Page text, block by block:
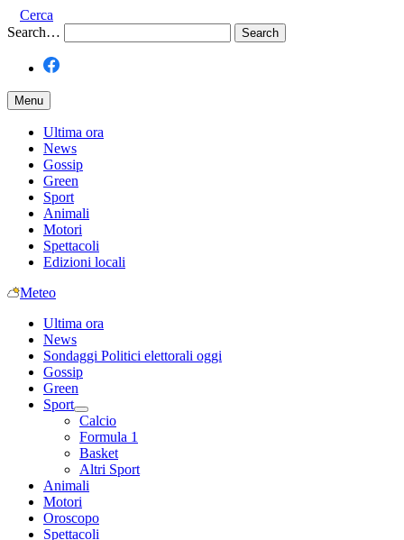
Cerca
Search…
Menu
Ultima ora
News
Gossip
Green
Sport
Animali
Motori
Spettacoli
Edizioni locali
Meteo
Ultima ora
News
Sondaggi Politici elettorali oggi
Gossip
Green
Sport
Calcio
Formula 1
Basket
Altri Sport
Animali
Motori
Oroscopo
Spettacoli